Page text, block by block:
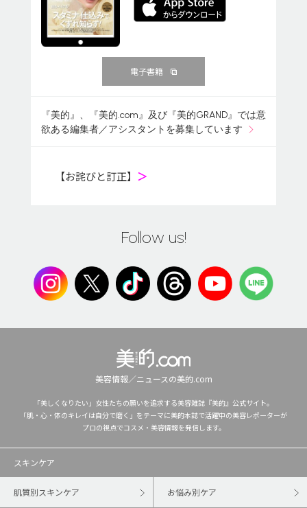
電子書籍
『美的』、『美的.com』及び『美的GRAND』では意
欲ある編集者／アシスタントを募集しています
【お詫びと訂正】 ＞
Follow us!
美容情報／ニュースの美的.com
「美しくなりたい」女性たちの願いを追求する美容雑誌『美的』公式サイト。
「肌・心・体のキレイは自分で磨く」をテーマに美的本誌で活躍中の美容レポーターが
プロの視点でコスメ・美容情報を発信します。
スキンケア
肌質別スキンケア お悩み別ケア